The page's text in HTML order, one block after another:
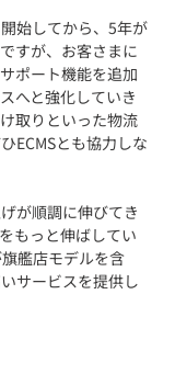
始してから、5年が
すが、お客さまに
ポート機能を追加
へと強化していき
取りといった物流
ECMSとも協力しな
が順調に伸びてき
もっと伸ばしてい
艦店モデルを含
サービスを提供し